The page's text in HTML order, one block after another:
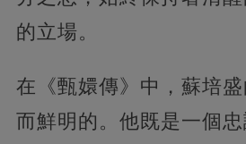
的立場。
在《甄嬛傳》中，蘇培
而鮮明的。他既是一個